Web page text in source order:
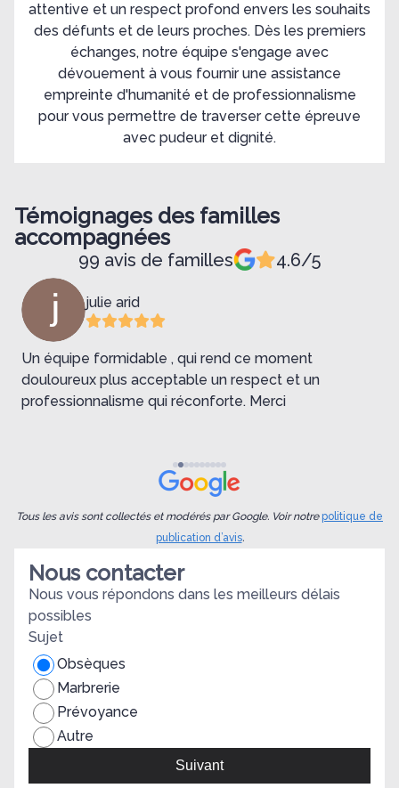
attentive et un respect profond envers les souhaits
des défunts et de leurs proches. Dès les premiers
échanges, notre équipe s'engage avec
dévouement à vous fournir une assistance
empreinte d'humanité et de professionnalisme
pour vous permettre de traverser cette épreuve
avec pudeur et dignité.
Témoignages des familles
accompagnées
99 avis de familles 4.6/5
julie arid
Un équipe formidable , qui rend ce moment
douloureux plus acceptable un respect et un
professionnalisme qui réconforte. Merci
Tous les avis sont collectés et modérés par Google. Voir notrepolitique de
publication d’avis.
Nous contacter
Nous vous répondons dans les meilleurs délais
possibles
Sujet
Obsèques
Marbrerie
Prévoyance
Autre
Suivant